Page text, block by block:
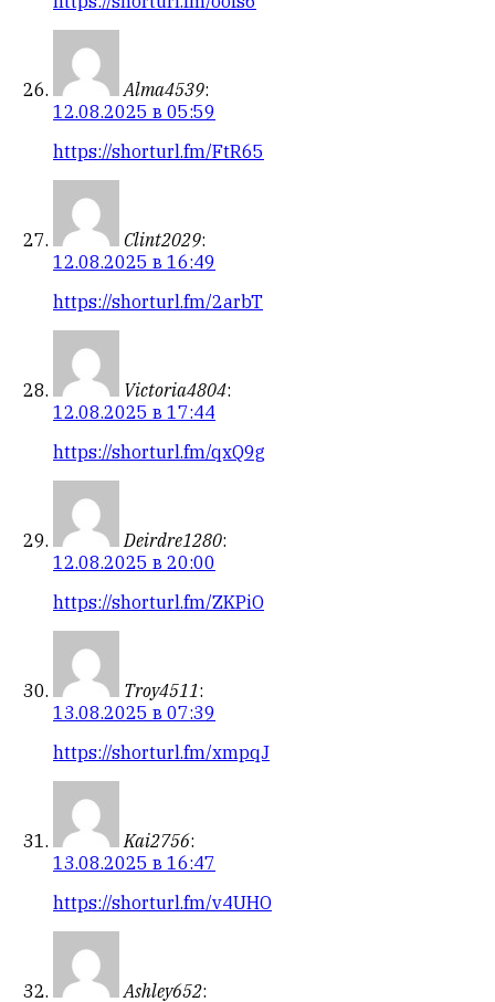
Alma4539:
12.08.2025 в 05:59
https://shorturl.fm/FtR65
Clint2029:
12.08.2025 в 16:49
https://shorturl.fm/2arbT
Victoria4804:
12.08.2025 в 17:44
https://shorturl.fm/qxQ9g
Deirdre1280:
12.08.2025 в 20:00
https://shorturl.fm/ZKPiO
Troy4511:
13.08.2025 в 07:39
https://shorturl.fm/xmpqJ
Kai2756:
13.08.2025 в 16:47
https://shorturl.fm/v4UHO
Ashley652: